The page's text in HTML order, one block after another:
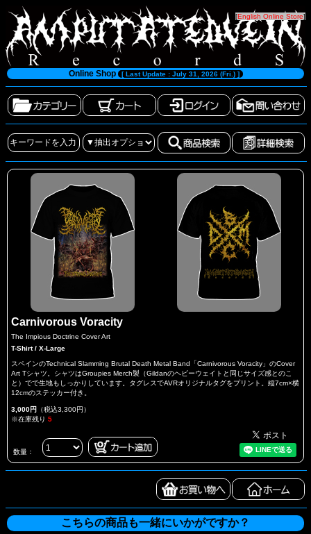
[English Online Store]
Online Shop [ Last Update : July 31, 2026 (Fri.) ]
Carnivorous Voracity
The Impious Doctrine Cover Art
T-Shirt / X-Large
スペインのTechnical Slamming Brutal Death Metal Band「Carnivorous Voracity」のCover
Art Tシャツ。シャツはGroupies Merch製（Gildanのヘビーウェイトと同じサイズ感とのこ
と）でで生地もしっかりしています。タグレスでAVRオリジナルタグをプリント。縦7cm×横
12cmのステッカー付き。
3,000円 （税込3,300円）
※在庫残り 5
数量：
こちらの商品も一緒にいかがですか？